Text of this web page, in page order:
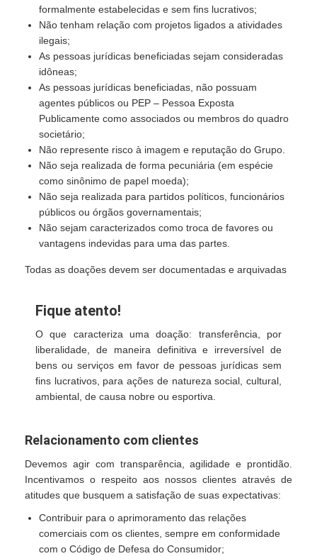
formalmente estabelecidas e sem fins lucrativos;
Não tenham relação com projetos ligados a atividades
ilegais;
As pessoas jurídicas beneficiadas sejam consideradas
idôneas;
As pessoas jurídicas beneficiadas, não possuam
agentes públicos ou PEP – Pessoa Exposta
Publicamente como associados ou membros do quadro
societário;
Não represente risco à imagem e reputação do Grupo.
Não seja realizada de forma pecuniária (em espécie
como sinônimo de papel moeda);
Não seja realizada para partidos políticos, funcionários
públicos ou órgãos governamentais;
Não sejam caracterizados como troca de favores ou
vantagens indevidas para uma das partes.
Todas as doações devem ser documentadas e arquivadas
Fique atento!
O que caracteriza uma doação: transferência, por
liberalidade, de maneira definitiva e irreversível de
bens ou serviços em favor de pessoas jurídicas sem
fins lucrativos, para ações de natureza social, cultural,
ambiental, de causa nobre ou esportiva.
Relacionamento com clientes
Devemos agir com transparência, agilidade e prontidão.
Incentivamos o respeito aos nossos clientes através de
atitudes que busquem a satisfação de suas expectativas:
Contribuir para o aprimoramento das relações
comerciais com os clientes, sempre em conformidade
com o Código de Defesa do Consumidor;